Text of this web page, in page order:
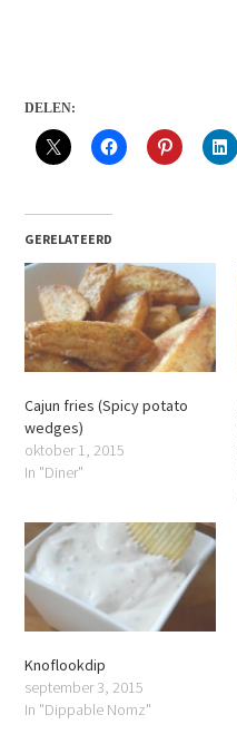
DELEN:
GERELATEERD
Cajun fries (Spicy potato
wedges)
oktober 1, 2015
In "Diner"
Knoflookdip
september 3, 2015
In "Dippable Nomz"